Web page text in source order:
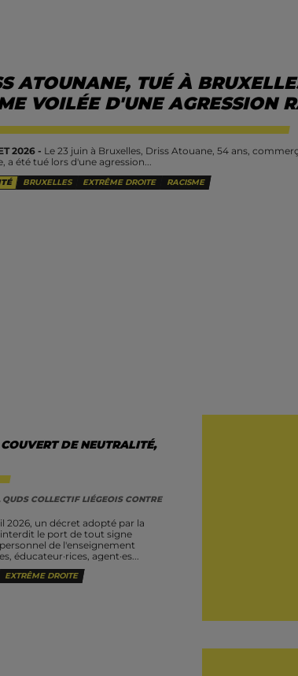
ATOUNANE, TUÉ À
VOILÉE D'UNE AGRESSION
2026 - Le 23 juin à Bruxelles, Driss Atouane, 54 ans,
a été tué lors d'une agression...
BRUXELLES EXTRÊME DROITE RACISME
DE NEUTRALITÉ,
QUDS COLLECTIF LIÉGEOIS CONTRE
2026, un décret adopté par la
le port de tout signe
de l'enseignement
éducateur·rices, agent·es...
EXTRÊME DROITE